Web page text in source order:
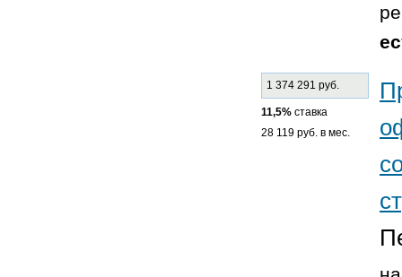
1 374 291 руб.
11,5% ставка
28 119 руб. в мес.